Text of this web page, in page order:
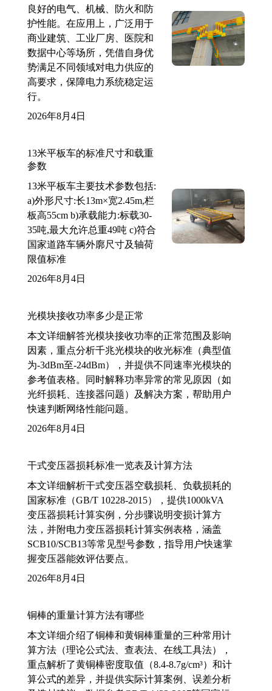
良好的电气、机械、防火和防
护性能。在应用上，广泛用于
商业建筑、工业厂房、医院和
数据中心等场所，凭借自身优
势满足不同领域对电力供应的
高要求，保障电力系统稳定运
行。
2026年8月4日
13米平板车的标准尺寸和载重
参数
13米平板车主要技术参数包括:
a)外形尺寸:长13m×宽2.45m,栏
板高55cm b)承载能力:标载30-
35吨,最大允许总重49吨 c)符合
国家道路车辆外廓尺寸及轴荷
限值标准
2026年8月4日
光模块接收功率多少是正常
本文详细解答光模块接收功率的正常范围及影响
因素，重点分析千兆光模块的收光标准（典型值
为-3dBm至-24dBm），并提供不同速率光模块的
参考值表格。同时解释功率异常的常见原因（如
光纤损耗、连接器问题）及解决方案，帮助用户
快速判断网络性能问题。
2026年8月4日
干式变压器损耗标准一览表及计算方法
本文详细解析干式变压器空载损耗、负载损耗的
国家标准（GB/T 10228-2015），提供1000kVA
变压器损耗计算实例，分步骤说明变损计算方
法，并附电力变压器损耗计算实例表格，涵盖
SCB10/SCB13等常见型号参数，指导用户快速掌
握变压器能效评估要点。
2026年8月4日
铜棒的重量计算方法有哪些
本文详细介绍了铜棒和黄铜棒重量的三种常用计
算方法（理论公式法、查表法、在线工具法），
重点解析了黄铜棒密度取值（8.4-8.7g/cm³）和计
算公式的差异，并提供实际计算案例、误差分析